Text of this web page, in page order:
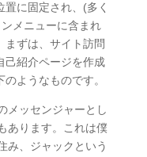
に固定され、(多く
メニューに含まれ
まずは、サイト訪問
己紹介ページを作成
ようなものです。
メッセンジャーとし
あります。これは僕
み、ジャックという